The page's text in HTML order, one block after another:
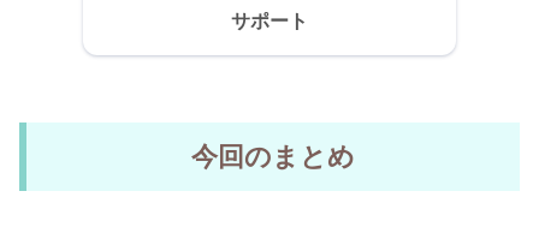
サポート
今回のまとめ